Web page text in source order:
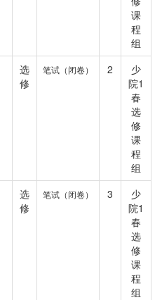
课
程
组
选
修
笔试（闭卷） 2
少
院1
春
选
修
课
程
组
选
修
笔试（闭卷） 3
少
院1
春
选
修
课
程
组